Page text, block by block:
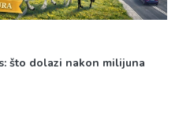
što dolazi nakon milijuna